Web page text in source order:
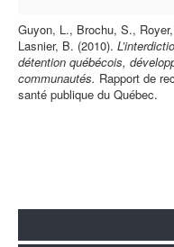
Guyon, L., Brochu, S.,
Lasnier, B. (2010).
détention québécois,
communautés. Rapport de
santé publique du Québec.